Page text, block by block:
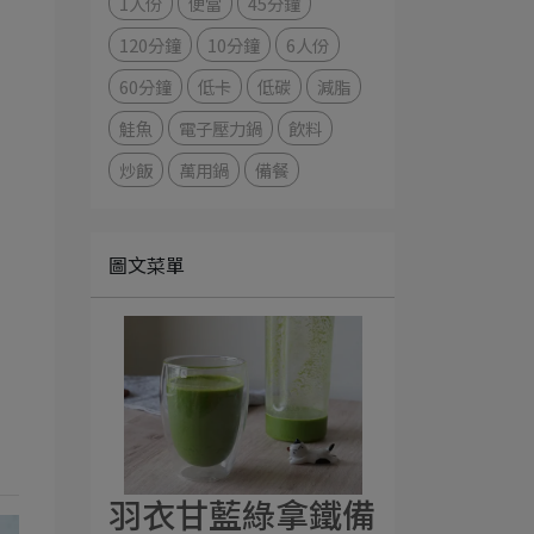
120分鐘
10分鐘
6人份
60分鐘
低卡 低碳
減脂
鮭魚
電子壓力鍋
飲料
炒飯
萬用鍋 備餐
圖文菜單
羽衣甘藍綠拿鐵備